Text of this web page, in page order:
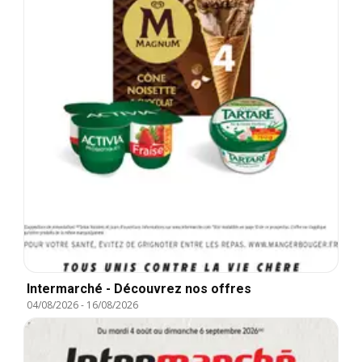
Intermarché - Découvrez nos offres
04/08/2026- 16/08/2026